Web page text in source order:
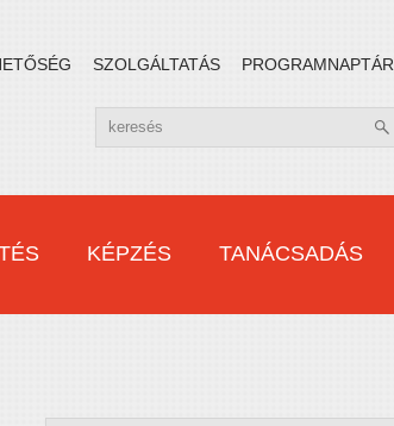
SZOLGÁLTATÁS PROGRAMNAPTÁR
KÉPZÉS TANÁCSADÁS